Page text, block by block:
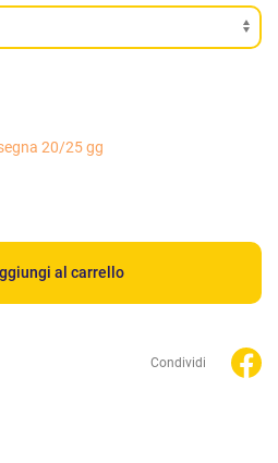
20/25 gg
al carrello
Condividi